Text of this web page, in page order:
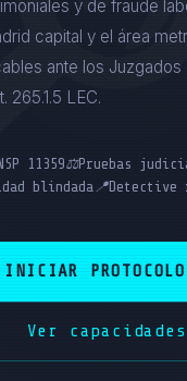
y de fraude
capital y el área
ante los Juzgados
265.1.5 LEC.
11359⚖️Pruebas
blindada 📍Detective
INICIAR
Ver capacidades